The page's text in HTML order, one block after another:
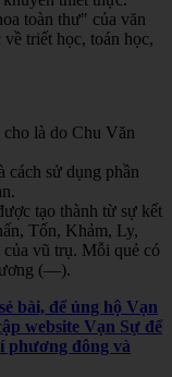
toàn thư" của văn
triết học, toán học,
là do Chu Văn
cách sử dụng phần
tạo thành từ sự kết
Tốn, Khảm, Ly,
vũ trụ. Mỗi quẻ có
(—).
bài, để ủng hộ Vạn
website Vạn Sự để
phương đông và